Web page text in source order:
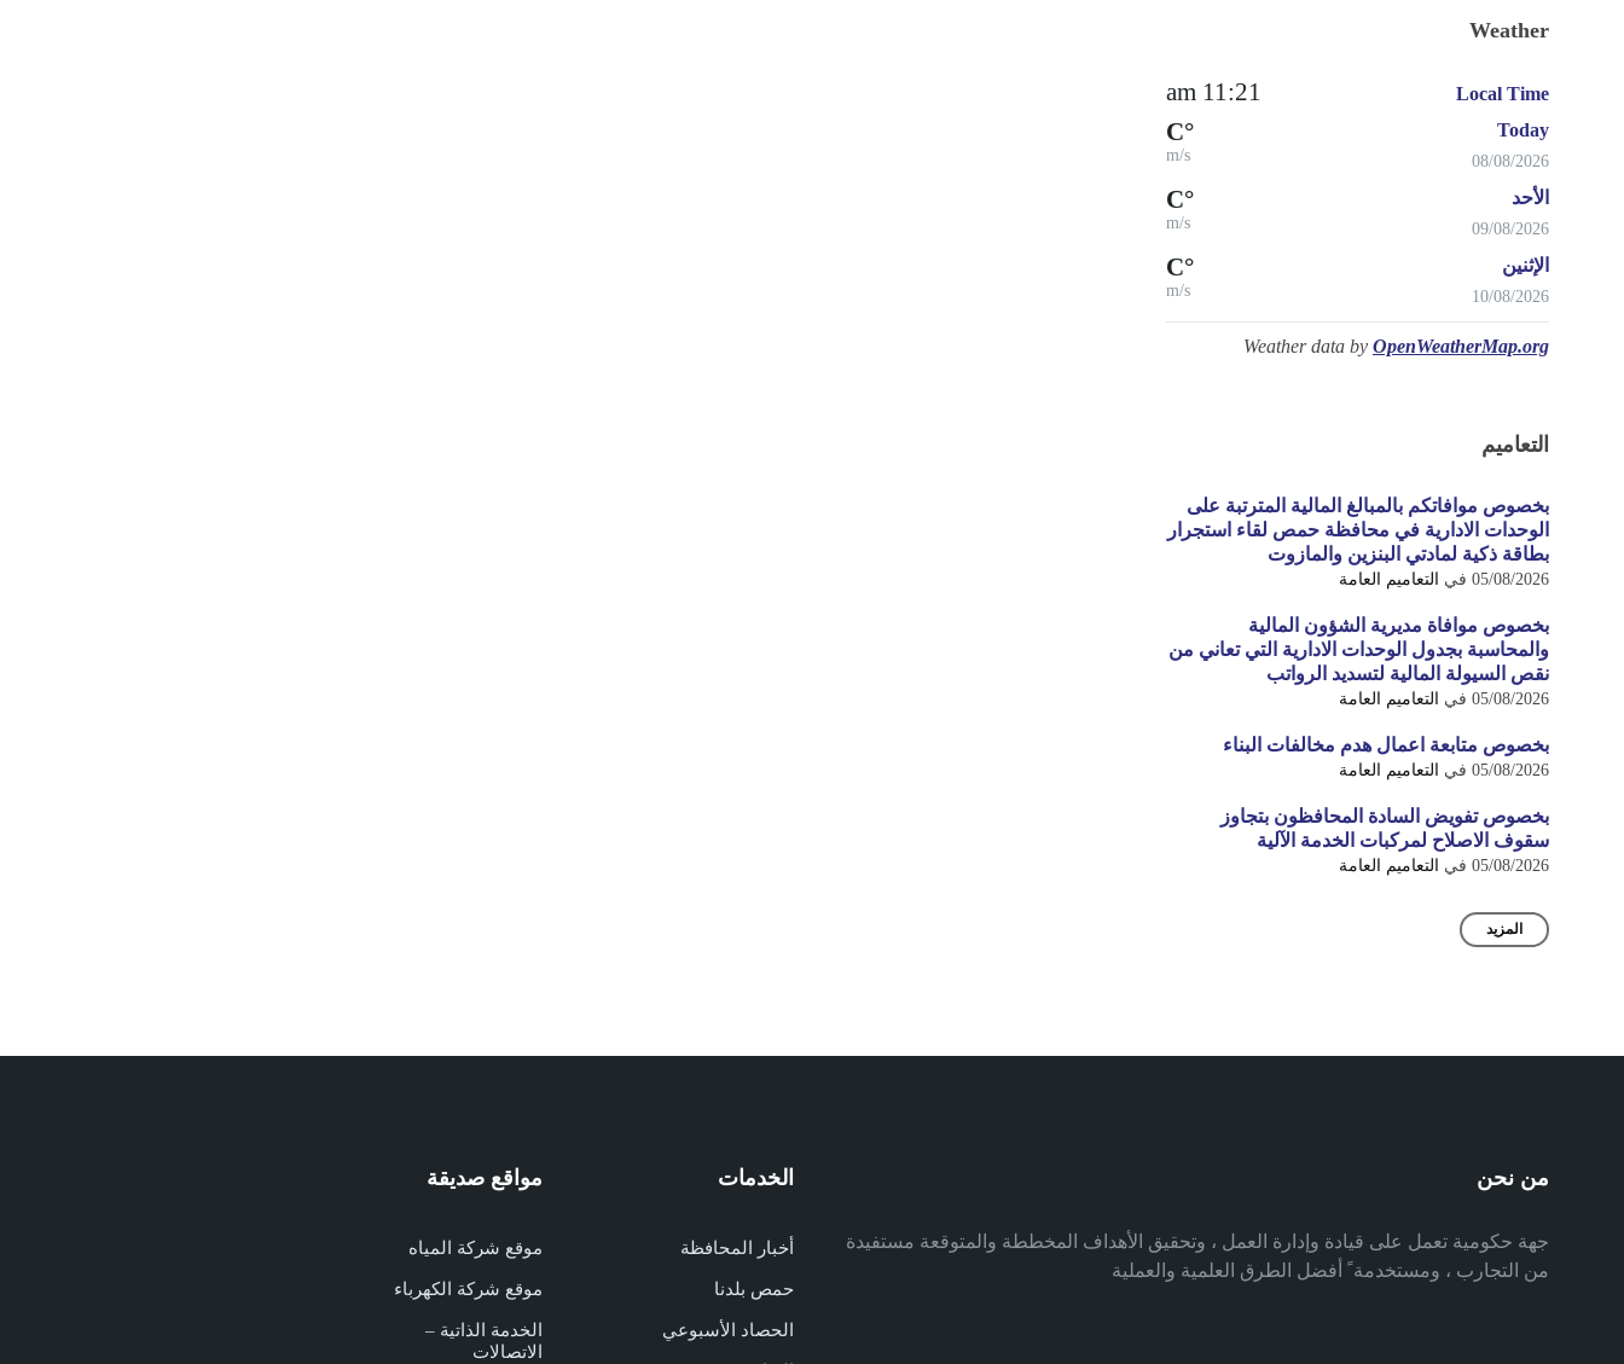
Weather
Local Time
11:21 am
Today
08/08/2026
°C
m/s
الأحد
09/08/2026
°C
m/s
الإثنين
10/08/2026
°C
m/s
Weather data by OpenWeatherMap.org
التعاميم
بخصوص موافاتكم بالمبالغ المالية المترتبة على
الوحدات الادارية في محافظة حمص لقاء استجرار
بطاقة ذكية لمادتي البنزين والمازوت
05/08/2026 في التعاميم العامة
بخصوص موافاة مديرية الشؤون المالية
والمحاسبة بجدول الوحدات الادارية التي تعاني من
نقص السيولة المالية لتسديد الرواتب
05/08/2026 في التعاميم العامة
بخصوص متابعة اعمال هدم مخالفات البناء
05/08/2026 في التعاميم العامة
بخصوص تفويض السادة المحافظون بتجاوز
سقوف الاصلاح لمركبات الخدمة الآلية
05/08/2026 في التعاميم العامة
المزيد
من نحن
جهة حكومية تعمل على قيادة وإدارة العمل ، وتحقيق الأهداف المخططة والمتوقعة مستفيدة
من التجارب ، ومستخدمة ً أفضل الطرق العلمية والعملية
الخدمات
أخبار المحافظة
حمص بلدنا
الحصاد الأسبوعي
مواقع صديقة
موقع شركة المياه
موقع شركة الكهرباء
الخدمة الذاتية –
الاتصالات